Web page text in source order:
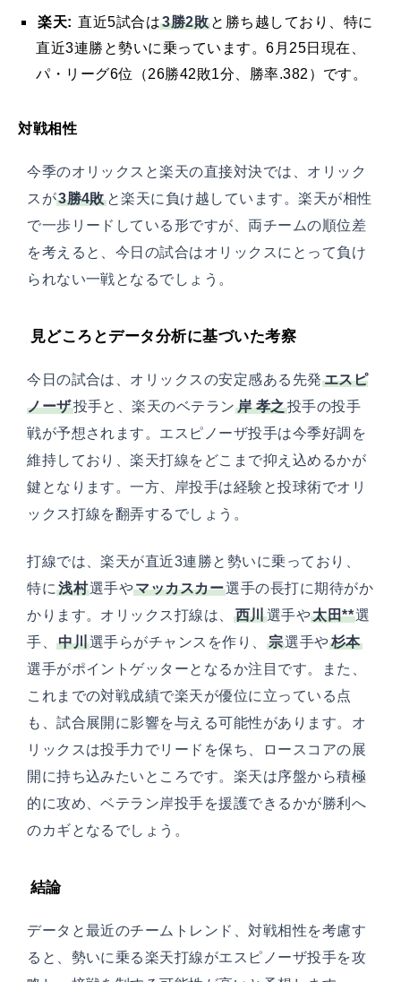
楽天: 直近5試合は3勝2敗 と勝ち越しており、特に
直近3連勝と勢いに乗っています。6月25日現在、
パ・リーグ6位（26勝42敗1分、勝率.382）です。
対戦相性
今季のオリックスと楽天の直接対決では、オリック
スが3勝4敗と楽天に負け越しています。楽天が相性
で一歩リードしている形ですが、両チームの順位差
を考えると、今日の試合はオリックスにとって負け
られない一戦となるでしょう。
見どころとデータ分析に基づいた考察
今日の試合は、オリックスの安定感ある先発 エスピ
ノーザ投手と、楽天のベテラン 岸 孝之投手の投手
戦が予想されます。エスピノーザ投手は今季好調を
維持しており、楽天打線をどこまで抑え込めるかが
鍵となります。一方、岸投手は経験と投球術でオリ
ックス打線を翻弄するでしょう。
打線では、楽天が直近3連勝と勢いに乗っており、
特に浅村選手やマッカスカー選手の長打に期待がか
かります。オリックス打線は、
西川選手や太田**選
手、中川選手らがチャンスを作り、 宗選手や杉本
選手がポイントゲッターとなるか注目です。また、
これまでの対戦成績で楽天が優位に立っている点
も、試合展開に影響を与える可能性があります。オ
リックスは投手力でリードを保ち、ロースコアの展
開に持ち込みたいところです。楽天は序盤から積極
的に攻め、ベテラン岸投手を援護できるかが勝利へ
のカギとなるでしょう。
結論
データと最近のチームトレンド、対戦相性を考慮す
ると、勢いに乗る楽天打線がエスピノーザ投手を攻